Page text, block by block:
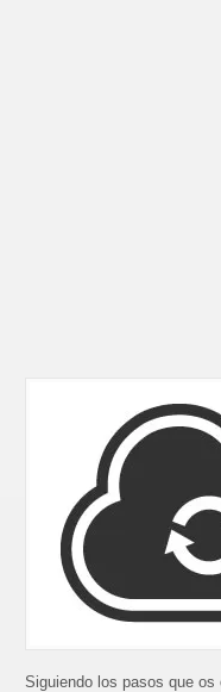
Siguiendo los pasos que os